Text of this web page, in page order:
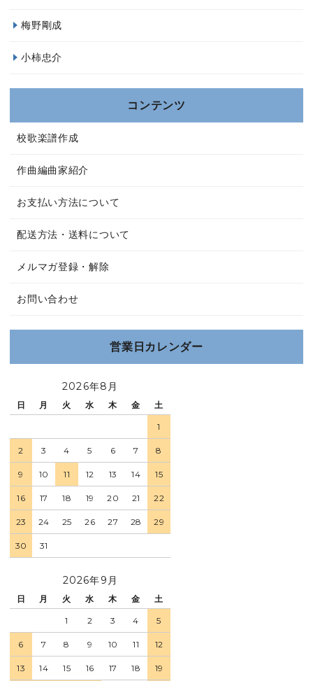
梅野剛成
小柿忠介
コンテンツ
校歌楽譜作成
作曲編曲家紹介
お支払い方法について
配送方法・送料について
メルマガ登録・解除
お問い合わせ
営業日カレンダー
2026年8月
日 月 火 水 木 金 土
1
2 3 4 5 6 7 8
9 10 11 12 13 14 15
16 17 18 19 20 21 22
23 24 25 26 27 28 29
30 31
2026年9月
日 月 火 水 木 金 土
1 2 3 4 5
6 7 8 9 10 11 12
13 14 15 16 17 18 19